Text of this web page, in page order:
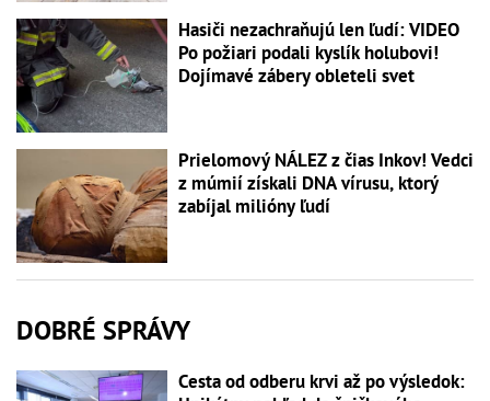
Hasiči nezachraňujú len ľudí: VIDEO
Po požiari podali kyslík holubovi!
Dojímavé zábery obleteli svet
Prielomový NÁLEZ z čias Inkov! Vedci
z múmií získali DNA vírusu, ktorý
zabíjal milióny ľudí
DOBRÉ SPRÁVY
Cesta od odberu krvi až po výsledok: